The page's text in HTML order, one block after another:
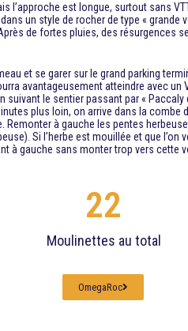
l’approche est longue, surtout sans
un style de rocher de type «
de fortes pluies, des résurgences
et se garer sur le grand parking
avantageusement atteindre avec
le sentier passant par «
plus loin, on arrive dans la
à gauche les pentes
Si l’herbe est mouillée et que
à gauche sans monter trop vers cette
Moulinettes au total
22
OmegaRoc